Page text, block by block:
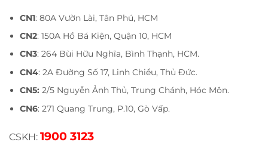
CN1: 80A Vườn Lài, Tân Phú, HCM
CN2: 150A Hồ Bá Kiện, Quận 10, HCM
CN3: 264 Bùi Hữu Nghĩa, Bình Thạnh, HCM.
CN4: 2A Đường Số 17, Linh Chiểu, Thủ Đức.
CN5: 2/5 Nguyễn Ảnh Thủ, Trung Chánh, Hóc Môn.
CN6: 271 Quang Trung, P.10, Gò Vấp.
CSKH: 1900 3123